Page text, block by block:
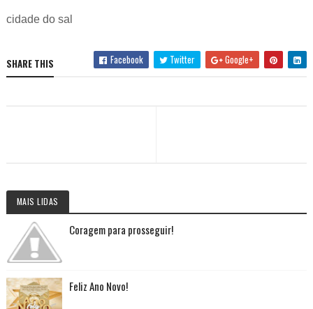
cidade do sal
SHARE THIS Facebook Twitter Google+
MAIS LIDAS
Coragem para prosseguir!
Feliz Ano Novo!